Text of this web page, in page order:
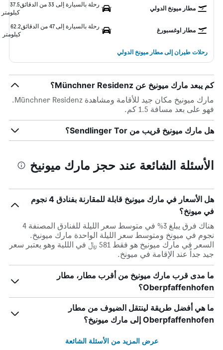
مطار ميونخ الدولي
رحلة بالسيارة إلى 33 من الدقائق
37.5
كيلومتر
مطار اوغسبورغ
رحلة بالسيارة إلى 47 من الدقائق
62.2
كيلومتر
رحلات طيران إلى مطار ميونخ الدولي
كم يبعد مارك ميونيخ عن Münchner Residenz؟
مارك ميونيخ مكان جيد للأقامة ومشاهدة Münchner Residenz.
فهو على بعد مسافة 1.5 كم.
هل مارك ميونيخ قريب من Sendlinger Tor؟
الأسئلة الشائعة عند حجز مارك ميونيخ
هل الأسعار في مارك ميونيخ قابلة للمقارنة بفنادق 4 نجوم
في ميونخ؟
هناك فرق يبلغ 3% في متوسط ​​سعر الليلة للفنادق المصنفة 4
نجوم في ميونخ ومتوسط ​​سعر الليلة الواحدة مارك ميونيخ.
السعر في مارك ميونيخ هو فقط 581 ﷼ في الللية وهو يعتبر سعر
جيد جداً عند الإقامة في ميونخ.
ما مدى قرب مارك ميونيخ من أقرب مطار، مطار
Oberpfaffenhofen؟
ما هي أفضل طريقة لينتقل الضيوف من مطار
Oberpfaffenhofen إلى مارك ميونيخ؟
عرض المزيد من الأسئلة الشائعة